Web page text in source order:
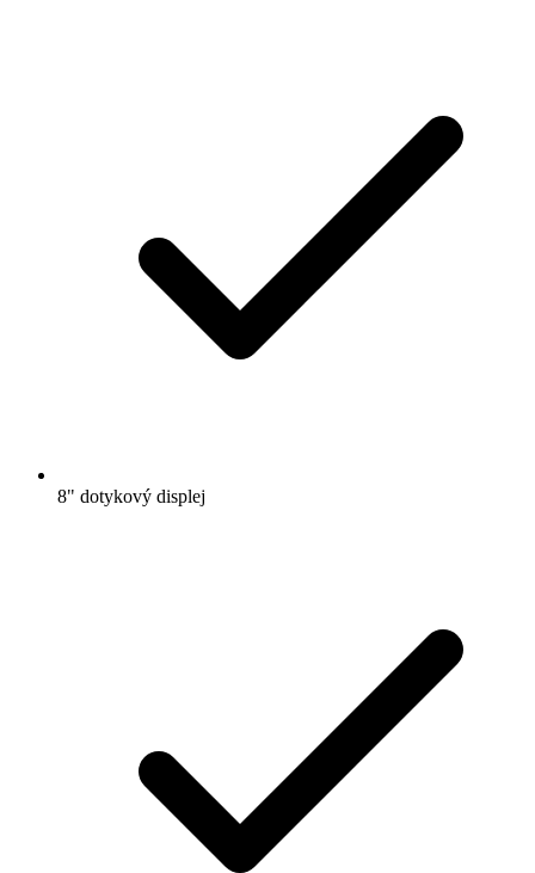
8" dotykový displej